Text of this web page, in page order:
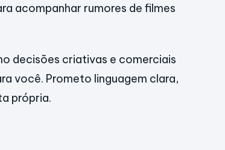
acompanhar rumores de filmes
decisões criativas e comerciais
você. Prometo linguagem clara,
própria.